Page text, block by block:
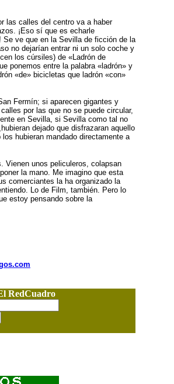
las calles del centro va a haber
¡Eso sí que es echarle
ve que en la Sevilla de ficción de la
no dejarían entrar ni un solo coche y
los cúrsiles) de «Ladrón de
ponemos entre la palabra «ladrón» y
«de» bicicletas que ladrón «con»
Fermín; si aparecen gigantes y
por las que no se puede circular,
en Sevilla, si Sevilla como tal no
dejado que disfrazaran aquello
hubieran mandado directamente a
Vienen unos peliculeros, colapsan
la mano. Me imagino que esta
comerciantes la ha organizado la
Lo de Film, también. Pero lo
estoy pensando sobre la
RedCuadro